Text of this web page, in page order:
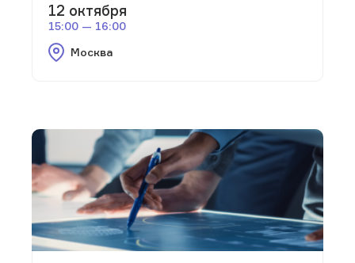
12 октября
15:00 — 16:00
Москва